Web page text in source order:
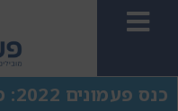
כנס פעמונים 2022: ממשבר למסוגלות פיננסית